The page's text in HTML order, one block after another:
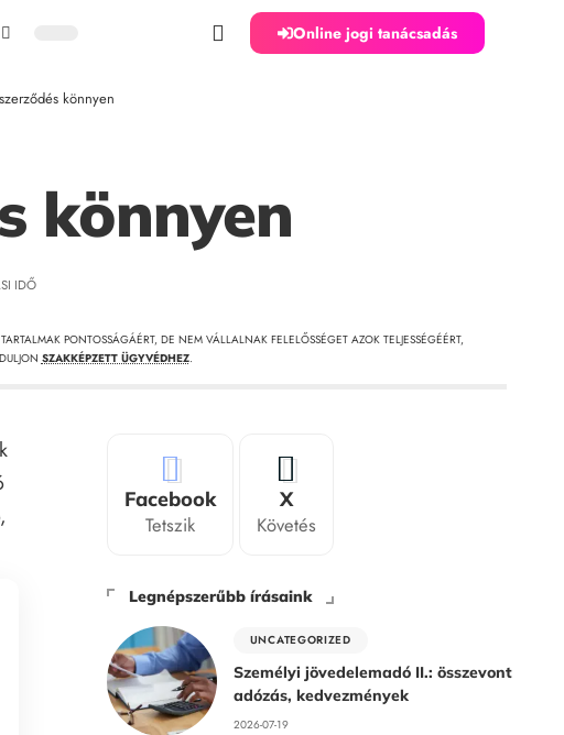
Online jogi tanácsadás
könnyen
könnyen
IDŐ
PONTOSSÁGÁÉRT, DE NEM VÁLLALNAK FELELŐSSÉGET AZOK TELJESSÉGÉÉRT,
SZAKKÉPZETT ÜGYVÉDHEZ.
Facebook
Tetszik
X
Követés
Legnépszerűbb írásaink
UNCATEGORIZED
Személyi jövedelemadó II.: összevont
adózás, kedvezmények
2026-07-19